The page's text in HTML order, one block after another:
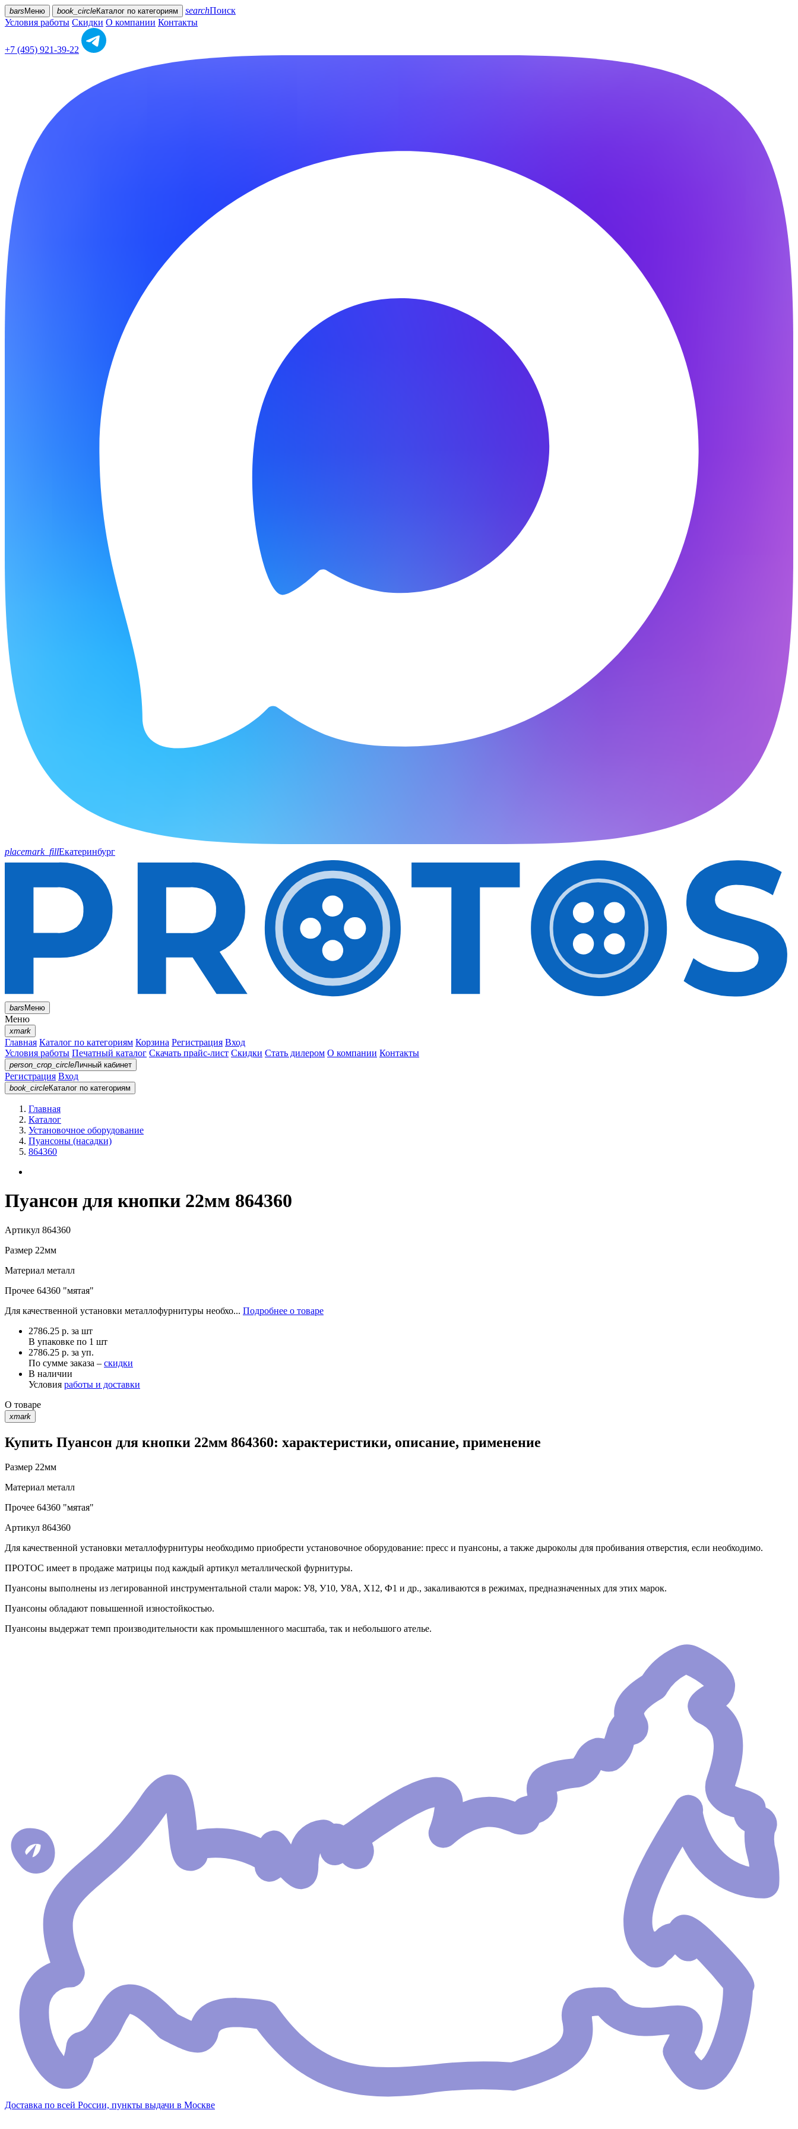
bars Меню book_circleКаталог по категориям searchПоиск
Условия работы Скидки О компании Контакты
+7 (495) 921-39-22
placemark_fillЕкатеринбург
barsМеню
Меню
xmark
Главная Каталог по категориям Корзина Регистрация Вход
Условия работы Печатный каталог Скачать прайс-лист Скидки Стать дилером О компании Контакты
person_crop_circleЛичный кабинет
Регистрация Вход
book_circleКаталог по категориям
Главная
Каталог
Установочное оборудование
Пуансоны (насадки)
864360
Пуансон для кнопки 22мм 864360
Артикул 864360
Размер 22мм
Материал металл
Прочее 64360 "мятая"
Для качественной установки металлофурнитуры необхо... Подробнее о товаре
2786.25 р. за шт
В упаковке по 1 шт
2786.25 р. за уп.
По сумме заказа – скидки
В наличии
Условия работы и доставки
О товаре
xmark
Купить Пуансон для кнопки 22мм 864360: характеристики, описание, применение
Размер 22мм
Материал металл
Прочее 64360 "мятая"
Артикул 864360
Для качественной установки металлофурнитуры необходимо приобрести установочное оборудование: пресс и пуансоны, а также дыроколы для пробивания отверстия, если необходимо.
ПРОТОС имеет в продаже матрицы под каждый артикул металлической фурнитуры.
Пуансоны выполнены из легированной инструментальной стали марок: У8, У10, У8А, Х12, Ф1 и др., закаливаются в режимах, предназначенных для этих марок.
Пуансоны обладают повышенной изностойкостью.
Пуансоны выдержат темп производительности как промышленного масштаба, так и небольшого ателье.
Доставка по всей России, пункты выдачи в Москве